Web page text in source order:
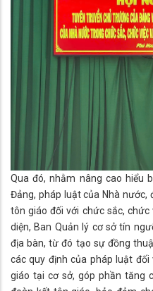
Qua đó, nhằm nâng cao hiểu
Đảng, pháp luật của Nhà nước,
tôn giáo đối với chức sắc,
diện, Ban Quản lý cơ sở tín
địa bàn, từ đó tạo sự đồng
các quy định của pháp luật
giáo tại cơ sở, góp phần tăng